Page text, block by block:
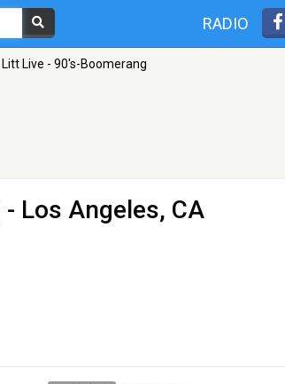
RADIO
Litt Live - 90's-Boomerang
- Los Angeles, CA